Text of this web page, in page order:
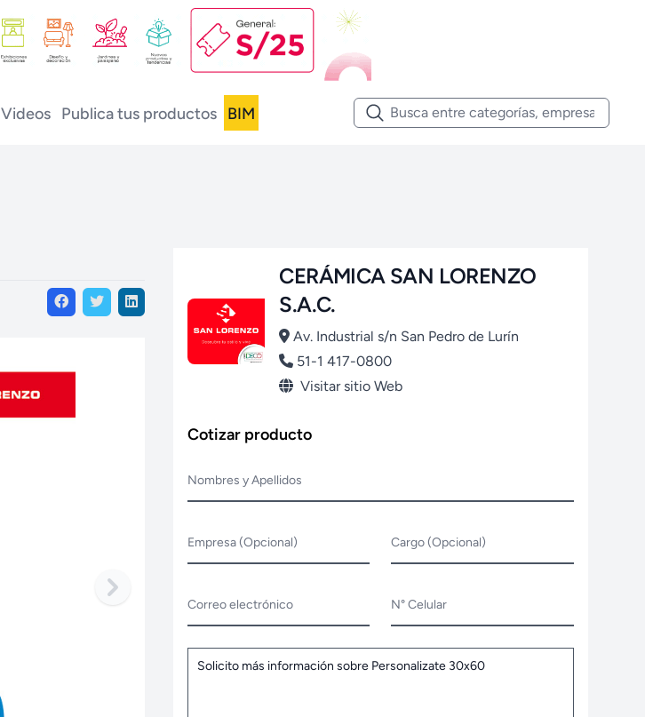
Videos Publica tus productos BIM
CERÁMICA SAN LORENZO
S.A.C.
Av. Industrial s/n San Pedro de Lurín
51-1 417-0800
Visitar sitio Web
Cotizar producto
Nombres y Apellidos
Empresa (Opcional) Cargo (Opcional)
Correo electrónico N° Celular